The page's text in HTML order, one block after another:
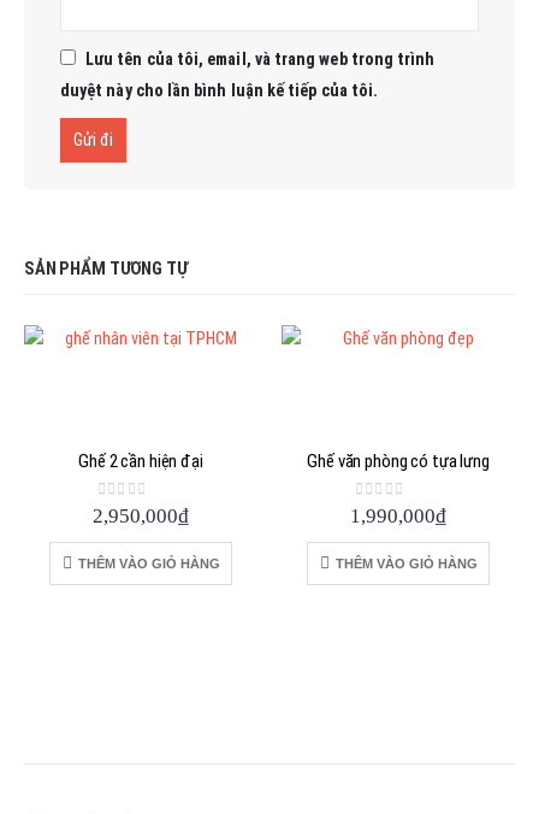
Lưu tên của tôi, email, và trang web trong trình
duyệt này cho lần bình luận kế tiếp của tôi.
SẢN PHẨM TƯƠNG TỰ
Ghế 2 cần hiện đại
0 out of 5
2,950,000₫
THÊM VÀO GIỎ HÀNG
Ghế văn phòng có tựa lưng
0 out of 5
1,990,000₫
THÊM VÀO GIỎ HÀNG